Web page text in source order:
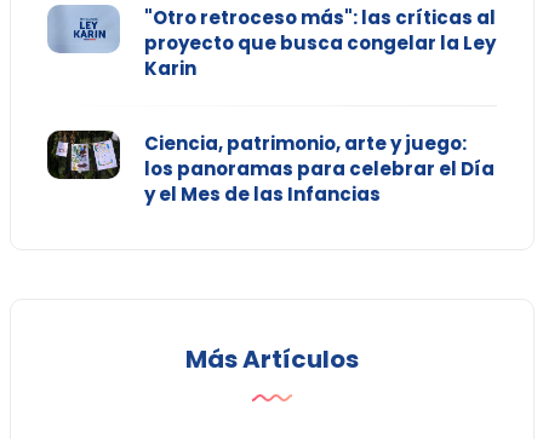
"Otro retroceso más": las críticas al
proyecto que busca congelar la Ley
Karin
Ciencia, patrimonio, arte y juego:
los panoramas para celebrar el Día
y el Mes de las Infancias
Más Artículos